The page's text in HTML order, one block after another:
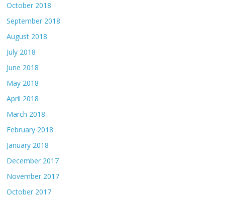
October 2018
September 2018
August 2018
July 2018
June 2018
May 2018
April 2018
March 2018
February 2018
January 2018
December 2017
November 2017
October 2017